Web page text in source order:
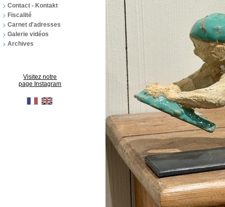
Contact - Kontakt
Fiscalité
Carnet d'adresses
Galerie vidéos
Archives
Visitez notre
page Instagram